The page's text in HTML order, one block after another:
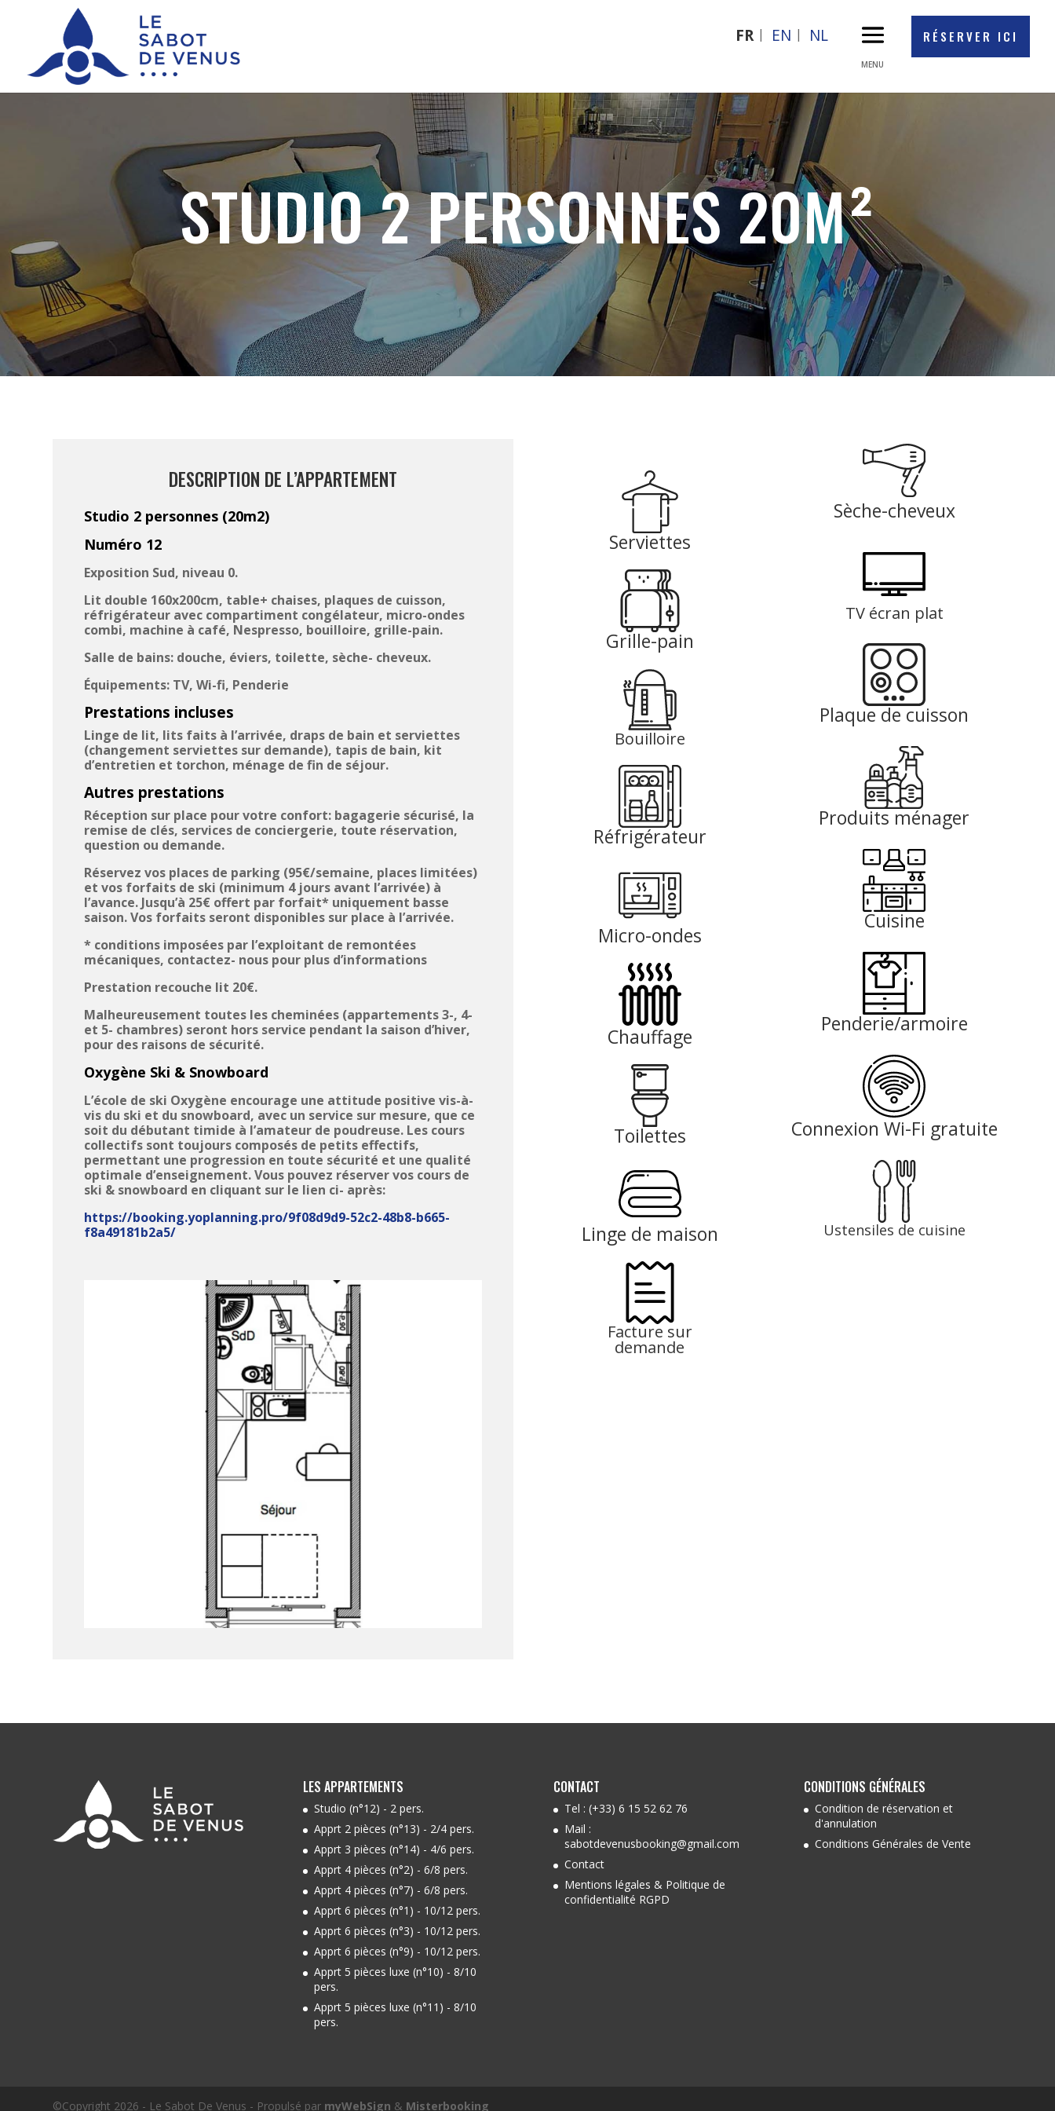
RÉSERVER ICI
FR EN NL
STUDIO 2 PERSONNES 20M²
DESCRIPTION DE L’APPARTEMENT
Studio 2 personnes (20m2)
Numéro 12
Exposition Sud, niveau 0.
Lit double 160x200cm, table+ chaises, plaques de cuisson,
réfrigérateur avec compartiment congélateur, micro-ondes
combi, machine à café, Nespresso, bouilloire, grille-pain.
Salle de bains: douche, éviers, toilette, sèche- cheveux.
Équipements: TV, Wi-fi, Penderie
Prestations incluses
Linge de lit, lits faits à l’arrivée, draps de bain et serviettes
(changement serviettes sur demande), tapis de bain, kit
d’entretien et torchon, ménage de fin de séjour.
Autres prestations
Réception sur place pour votre confort: bagagerie sécurisé, la
remise de clés, services de conciergerie, toute réservation,
question ou demande.
Réservez vos places de parking (95€/semaine, places limitées)
et vos forfaits de ski (minimum 4 jours avant l’arrivée) à
l’avance. Jusqu’à 25€ offert par forfait* uniquement basse
saison. Vos forfaits seront disponibles sur place à l’arrivée.
* conditions imposées par l’exploitant de remontées
mécaniques, contactez- nous pour plus d’informations
Prestation recouche lit 20€.
Malheureusement toutes les cheminées (appartements 3-, 4-
et 5- chambres) seront hors service pendant la saison d’hiver,
pour des raisons de sécurité.
Oxygène Ski & Snowboard
L’école de ski Oxygène encourage une attitude positive vis-à-
vis du ski et du snowboard, avec un service sur mesure, que ce
soit du débutant timide à l’amateur de poudreuse. Les cours
collectifs sont toujours composés de petits effectifs,
permettant une progression en toute sécurité et une qualité
optimale d’enseignement.Vous pouvez réserver vos cours de
ski & snowboard en cliquant sur le lien ci- après:
https://booking.yoplanning.pro/9f08d9d9-52c2-48b8-b665-
f8a49181b2a5/
Serviettes
Grille-pain
Bouilloire
Réfrigérateur
Micro-ondes
Chauffage
Toilettes
Linge de maison
Facture sur
demande
Sèche-cheveux
TV écran plat
Plaque de cuisson
Produits ménager
Cuisine
Penderie/armoire
Connexion Wi-Fi gratuite
Ustensiles de cuisine
LES APPARTEMENTS
Studio (n°12) - 2 pers.
Apprt 2 pièces (n°13) - 2/4 pers.
Apprt 3 pièces (n°14) - 4/6 pers.
Apprt 4 pièces (n°2) - 6/8 pers.
Apprt 4 pièces (n°7) - 6/8 pers.
Apprt 6 pièces (n°1) - 10/12 pers.
Apprt 6 pièces (n°3) - 10/12 pers.
Apprt 6 pièces (n°9) - 10/12 pers.
Apprt 5 pièces luxe (n°10) - 8/10
pers.
Apprt 5 pièces luxe (n°11) - 8/10
pers.
CONTACT
Tel :(+33) 6 15 52 62 76
Mail :
sabotdevenusbooking@gmail.com
Contact
Mentions légales & Politique de
confidentialité RGPD
CONDITIONS GÉNÉRALES
Condition de réservation et
d'annulation
Conditions Générales de Vente
©Copyright 2026 - Le Sabot De Venus - Propulsé par myWebSign & Misterbooking